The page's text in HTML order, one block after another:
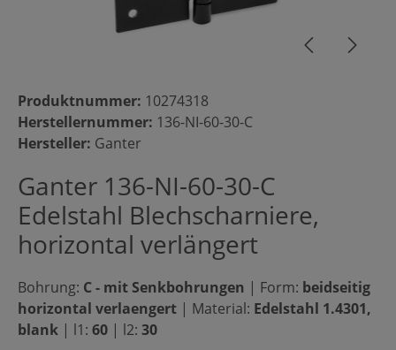
Produktnummer: 10274318
Herstellernummer: 136-NI-60-30-C
Hersteller: Ganter
Ganter 136-NI-60-30-C
Edelstahl Blechscharniere,
horizontal verlängert
Bohrung: C - mit Senkbohrungen | Form: beidseitig
horizontal verlaengert | Material: Edelstahl 1.4301,
blank | l1: 60 | l2: 30